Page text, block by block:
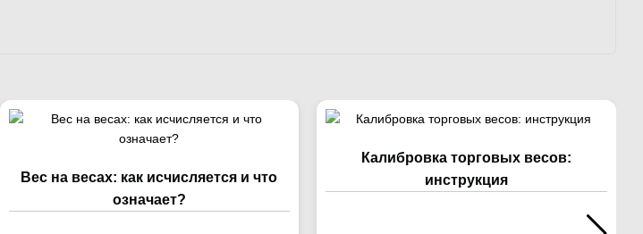
Вес на весах: как исчисляется и что
означает?
Калибровка торговых весов:
инструкция